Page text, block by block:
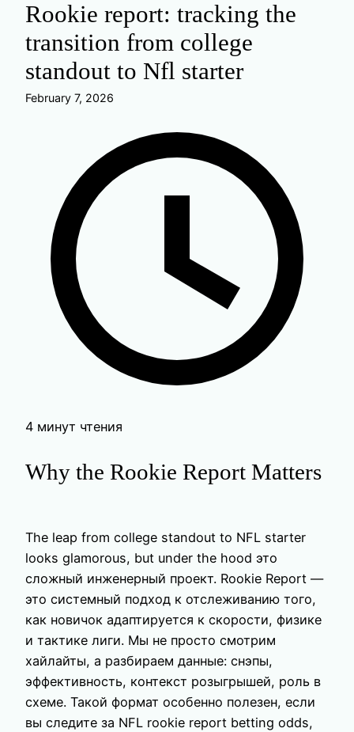
Rookie report: tracking the
transition from college
standout to Nfl starter
February 7, 2026
4 минут чтения
Why the Rookie Report Matters
The leap from college standout to NFL starter
looks glamorous, but under the hood это
сложный инженерный проект. Rookie Report —
это системный подход к отслеживанию того,
как новичок адаптируется к скорости, физике
и тактике лиги. Мы не просто смотрим
хайлайты, а разбираем данные: снэпы,
эффективность, контекст розыгрышей, роль в
схеме. Такой формат особенно полезен, если
вы следите за NFL rookie report betting odds,